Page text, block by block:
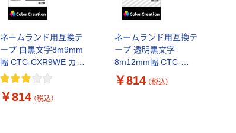
ネームランド用互換テ
ープ 白黒文字8m9mm
幅 CTC-CXR9WE カラ
ークリエーション 1個
￥814 （税込）
ネームランド用互換テ
ープ 透明黒文字
8m12mm幅 CTC-
CXR12X カラークリエ
ーション 1個
￥814 （税込）